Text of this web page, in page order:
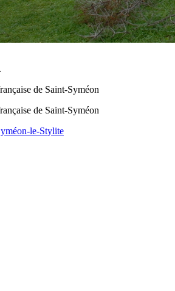
de Saint-Syméon
de Saint-Syméon
le-Stylite